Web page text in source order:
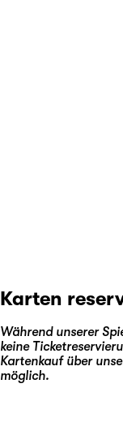
Karten
Während unserer
keine
Kartenkauf über
möglich.